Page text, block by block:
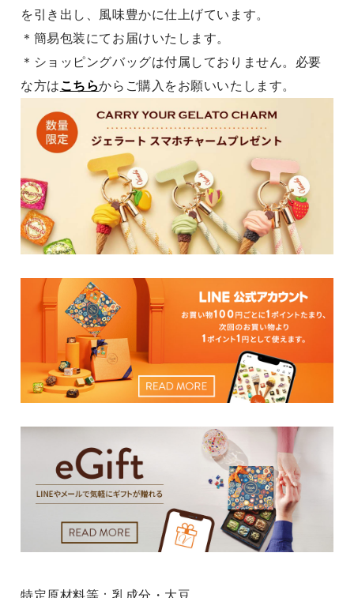
を引き出し、風味豊かに仕上げています。
＊簡易包装にてお届けいたします。
＊ショッピングバッグは付属しておりません。必要
な方は こちらからご購入をお願いいたします。
特定原材料等：乳成分・大豆